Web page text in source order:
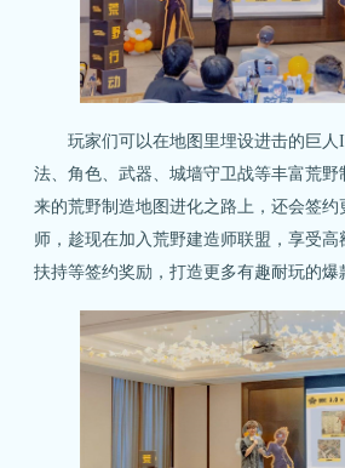
玩家们可以在地图里埋设进击的巨人
法、角色、武器、城墙守卫战等丰富荒
来的荒野制造地图进化之路上，还会签约
师，趁现在加入荒野建造师联盟，享受
扶持等签约奖励，打造更多有趣耐玩的爆
关注微博：荒野行动官方微博 关注